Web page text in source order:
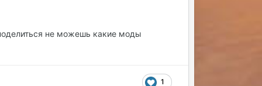
не можешь какие моды
1